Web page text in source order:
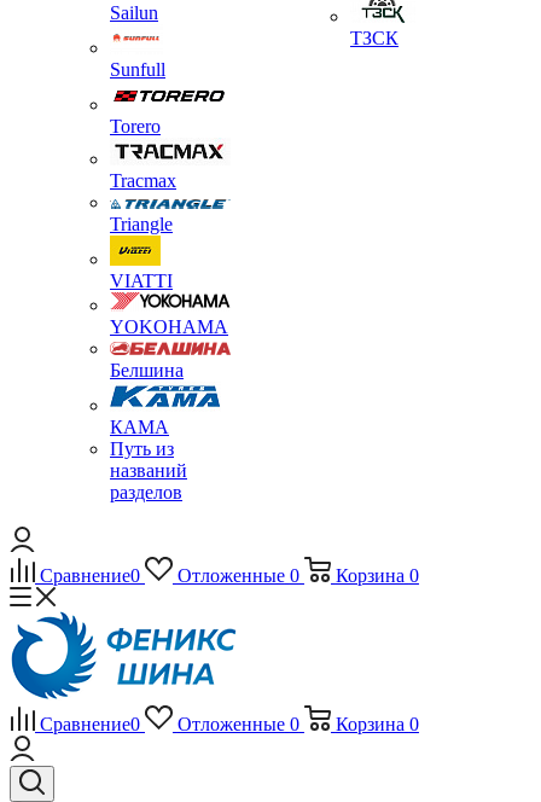
Sailun
Sunfull
Torero
Tracmax
Triangle
VIATTI
YOKOHAMA
Белшина
КАМА
Путь из
названий
разделов
ТЗСК
Сравнение0 Отложенные 0 Корзина 0
Сравнение0 Отложенные 0 Корзина 0